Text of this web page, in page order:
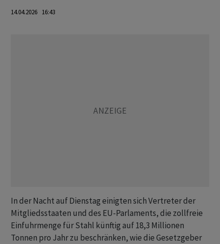
14.04.2026 16:43
In der Nacht auf Dienstag einigten sich Vertreter der
Mitgliedsstaaten und des EU-Parlaments, die zollfreie
Einfuhrmenge für Stahl künftig auf 18,3 Millionen
Tonnen pro Jahr zu beschränken, wie die Gesetzgeber